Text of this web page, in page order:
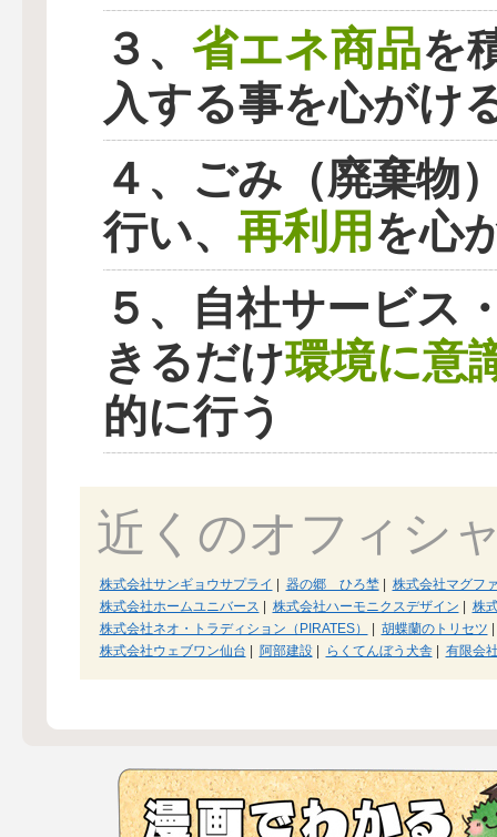
３、 省エネ商品を
入する事を心がけ
４、ごみ（廃棄物
行い、 再利用を心
５、自社サービス
きるだけ環境に意
的に行う
近くのオフィシ
株式会社サンギョウサプライ 器の郷 ひろ埜|
株式会社マグフ
株式会社ホームユニバース
株式会社ハーモニクスデザイン
株
株式会社ネオ・トラディション（PIRATES）
胡蝶蘭のトリセツ
株式会社ウェブワン仙台
阿部建設| らくてんぼう犬舎| 有限会